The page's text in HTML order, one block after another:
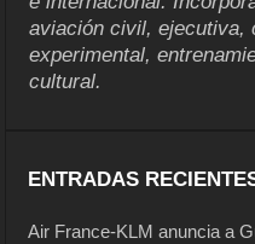
aviación civil, ejecutiva,
experimental,
cultural.
ENTRADAS
Air France-KLM anuncia a